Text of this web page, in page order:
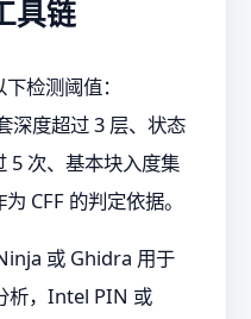
具链
检测阈值：
深度超过 3 层、状态
5 次、基本块入度集
CFF 的判定依据。
或 Ghidra 用于
析，Intel PIN 或